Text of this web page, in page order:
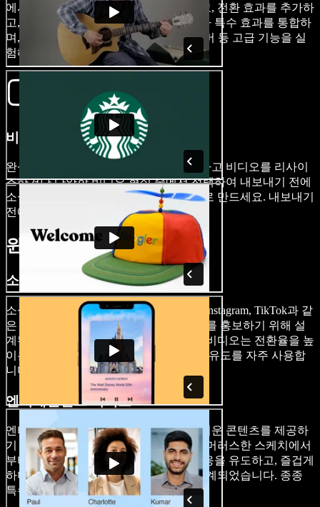
에서 비디오 클립을 배열하거나 분할하고, 전환 효과를 추가하
고, 오버레이, 글꼴, 애니메이션 또는 기타 특수 효과를 통합하
며, 그린 스크린 비디오 효과, AI 음성 오버 등 고급 기능을 실
험해보세요.
비디오 내보내기
완성된 비디오가 준비되면 재생을 검토하고 비디오를 리사이
즈하거나 다양한 비디오 형식 중에서 선택하여 내보내기 전에
소셜 미디어 플랫폼에 맞는 완벽한 크기로 만드세요. 내보내기
전에 워터마크를 추가할 수도 있습니다.
윈도우 비디오를 사용할 때
소셜 미디어 마케팅 비디오
소셜 미디어 마케팅 비디오는 Facebook, Instagram, TikTok과 같
은 플랫폼에서 제품, 서비스 또는 브랜드를 홍보하기 위해 설
계된 짧고 매력적인 클립입니다. 이러한 비디오는 전환율을 높
이는 데 탁월하며, 간결한 메시지와 행동 유도를 자주 사용합
니다.
엔터테인먼트 비디오
엔터테인먼트 비디오는 즐겁고 종종 가벼운 콘텐츠를 제공하
기 위해 제작됩니다. 이러한 비디오는 유머러스한 스케치에서
부터 브이로그까지 다양하며, 감정적 반응을 유도하고, 즐겁게
하며, 시청자를 계속 참여시키기 위해 설계되었습니다. 종종
특수 효과와 배경 음악을 포함합니다.